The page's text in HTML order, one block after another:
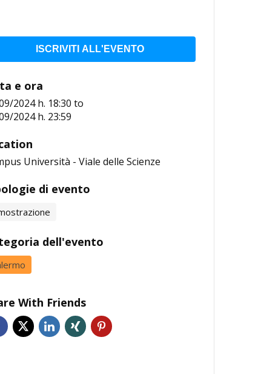
ISCRIVITI ALL'EVENTO
e ora
2024 h. 18:30 to
2024 h. 23:59
Università - Viale delle Scienze
di evento
dell'evento
With Friends